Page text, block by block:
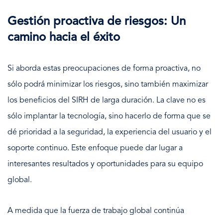
Gestión proactiva de riesgos: Un
camino hacia el éxito
Si aborda estas preocupaciones de forma proactiva, no
sólo podrá minimizar los riesgos, sino también maximizar
los beneficios del SIRH de larga duración. La clave no es
sólo implantar la tecnología, sino hacerlo de forma que se
dé prioridad a la seguridad, la experiencia del usuario y el
soporte continuo. Este enfoque puede dar lugar a
interesantes resultados y oportunidades para su equipo
global.
A medida que la fuerza de trabajo global continúa